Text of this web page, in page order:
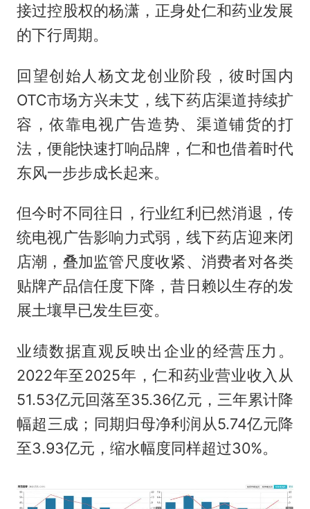
接过控股权的杨潇，正身处仁和药业发展
的下行周期。
回望创始人杨文龙创业阶段，彼时国内
OTC市场方兴未艾，线下药店渠道持续扩
容，依靠电视广告造势、渠道铺货的打
法，便能快速打响品牌，仁和也借着时代
东风一步步成长起来。
但今时不同往日，行业红利已然消退，传
统电视广告影响力式弱，线下药店迎来闭
店潮，叠加监管尺度收紧、消费者对各类
贴牌产品信任度下降，昔日赖以生存的发
展土壤早已发生巨变。
业绩数据直观反映出企业的经营压力。
2022年至2025年，仁和药业营业收入从
51.53亿元回落至35.36亿元，三年累计降
幅超三成；同期归母净利润从5.74亿元降
至3.93亿元，缩水幅度同样超过30%。